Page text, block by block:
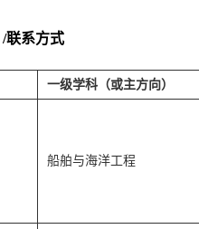
联系方式
一级学科（或主方向）
船舶与海洋工程